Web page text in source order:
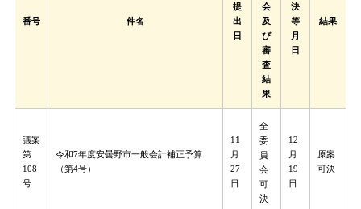
番号 件名
提
出
日
会
及
び
審
査
結
果
決
等
月
日
結果
議案
第
108
号
令和7年度安曇野市一般会計補正予算
（第4号）
11
月
27
日​​​
全
委
員
会
可
決
12
月
19
日
原案
可決